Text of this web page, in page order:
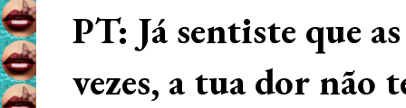
PT: Já sentiste que
vezes, a tua dor não